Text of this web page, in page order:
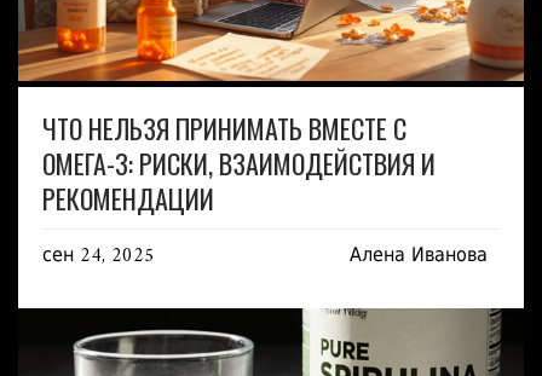
ЧТО НЕЛЬЗЯ ПРИНИМАТЬ ВМЕСТЕ С
ОМЕГА-3: РИСКИ, ВЗАИМОДЕЙСТВИЯ И
РЕКОМЕНДАЦИИ
сен 24, 2025 Алена Иванова